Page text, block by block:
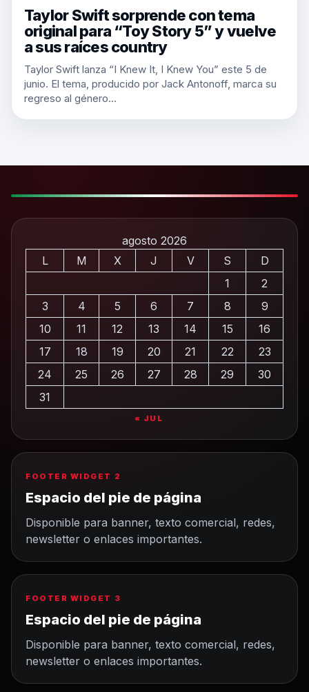
Taylor Swift sorprende con tema
original para “Toy Story 5” y vuelve
a sus raíces country
Taylor Swift lanza “I Knew It, I Knew You” este 5 de
junio. El tema, producido por Jack Antonoff, marca su
regreso al género…
agosto 2026
L
M X J V S
D
1
2
3
4 5 6 7 8
9
10
11 12 13 14 15
16
17
18 19 20 21 22
23
24
25 26 27 28 29
30
31
« JUL
FOOTER WIDGET 2
Espacio del pie de página
Disponible para banner, texto comercial, redes,
newsletter o enlaces importantes.
FOOTER WIDGET 3
Espacio del pie de página
Disponible para banner, texto comercial, redes,
newsletter o enlaces importantes.